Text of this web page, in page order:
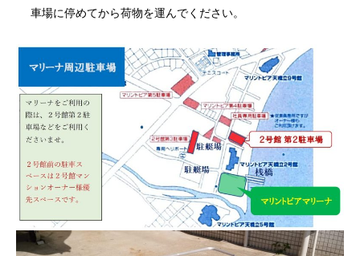
車場に停めてから荷物を運んでください。